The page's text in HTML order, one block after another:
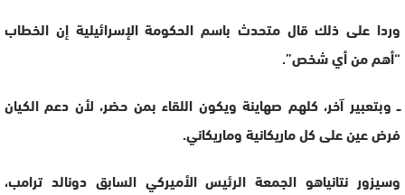
وردا على ذلك قال متحدث باسم الحكومة الإسرائيلية إن الخطاب
“أهم من أي شخص”.
ــ وبتعبير آخر، كلهم صهاينة ويكون اللقاء بمن حضر، لأن دعم الكيان
فرض عين على كل ماريكانية وماريكاني.
وسيزور نتانياهو الجمعة الرئيس الأميركي السابق دونالد ترامب،